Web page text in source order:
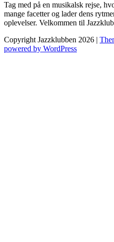
Tag med på en musikalsk rejse,
mange facetter og lader dens
oplevelser. Velkommen til
Copyright Jazzklubben 2026 |
powered by WordPress